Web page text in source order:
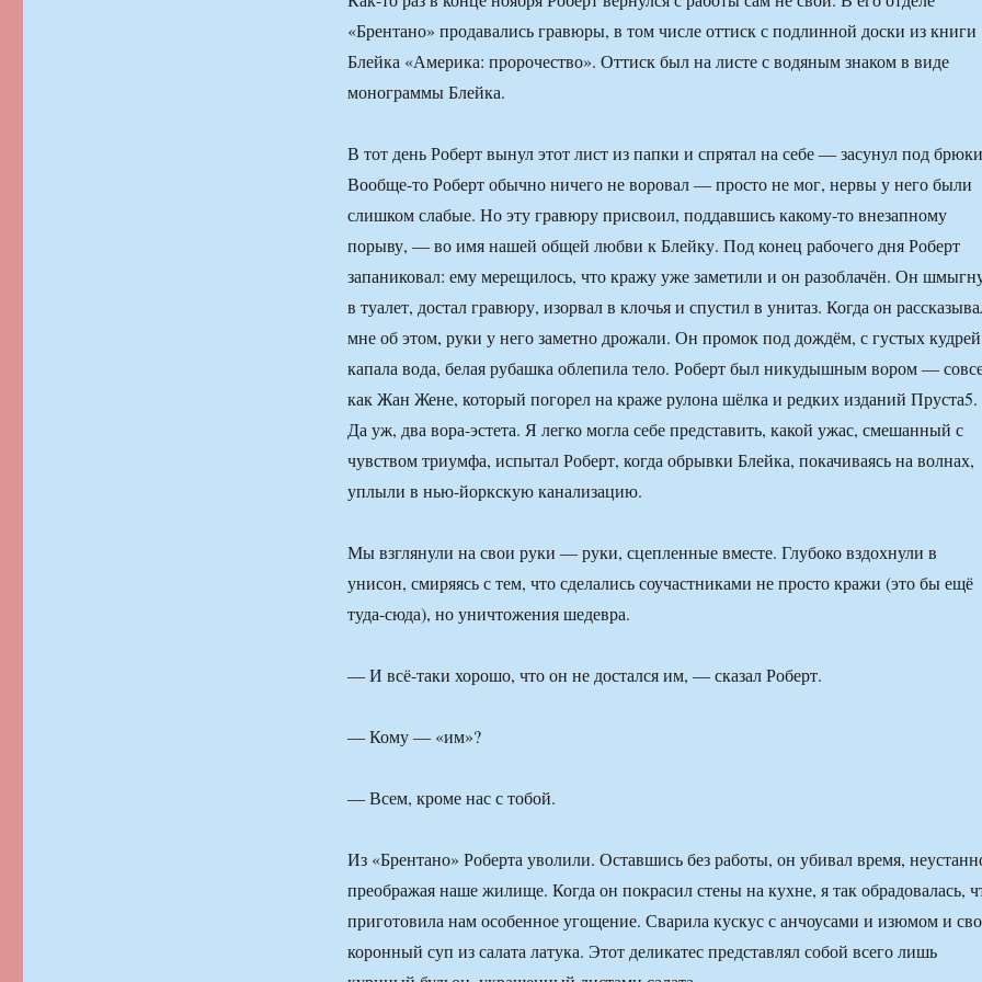
«Брентано» продавались гравюры, в том числе оттиск с подлинной доски из книги
Блейка «Америка: пророчество». Оттиск был на листе с водяным знаком в виде
монограммы Блейка.
В тот день Роберт вынул этот лист из папки и спрятал на себе ― засунул под
Вообще-то Роберт обычно ничего не воровал ― просто не мог, нервы у него были
слишком слабые. Но эту гравюру присвоил, поддавшись какому-то внезапному
порыву, ― во имя нашей общей любви к Блейку. Под конец рабочего дня Роберт
запаниковал: ему мерещилось, что кражу уже заметили и он разоблачён. Он
в туалет, достал гравюру, изорвал в клочья и спустил в унитаз. Когда он
мне об этом, руки у него заметно дрожали. Он промок под дождём, с густых кудрей
капала вода, белая рубашка облепила тело. Роберт был никудышным вором ―
как Жан Жене, который погорел на краже рулона шёлка и редких изданий Пруста5.
Да уж, два вора-эстета. Я легко могла себе представить, какой ужас, смешанный с
чувством триумфа, испытал Роберт, когда обрывки Блейка, покачиваясь на волнах,
уплыли в нью-йоркскую канализацию.
Мы взглянули на свои руки ― руки, сцепленные вместе. Глубоко вздохнули в
унисон, смиряясь с тем, что сделались соучастниками не просто кражи (это бы ещё
туда-сюда), но уничтожения шедевра.
― И всё-таки хорошо, что он не достался им, ― сказал Роберт.
― Кому ― «им»?
― Всем, кроме нас с тобой.
Из «Брентано» Роберта уволили. Оставшись без работы, он убивал время,
преображая наше жилище. Когда он покрасил стены на кухне, я так обрадовалась,
приготовила нам особенное угощение. Сварила кускус с анчоусами и изюмом и
коронный суп из салата латука. Этот деликатес представлял собой всего лишь